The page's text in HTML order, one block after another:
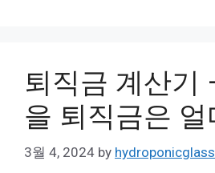
퇴직금 계산기
을 퇴직금은 얼
3월 4, 2024 by hydroponicglass